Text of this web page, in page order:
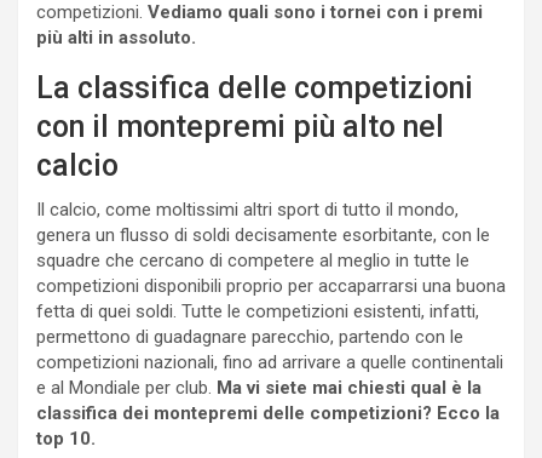
competizioni. Vediamo quali sono i tornei con i premi
più alti in assoluto.
La classifica delle competizioni
con il montepremi più alto nel
calcio
Il calcio, come moltissimi altri sport di tutto il mondo,
genera un flusso di soldi decisamente esorbitante, con le
squadre che cercano di competere al meglio in tutte le
competizioni disponibili proprio per accaparrarsi una buona
fetta di quei soldi. Tutte le competizioni esistenti, infatti,
permettono di guadagnare parecchio, partendo con le
competizioni nazionali, fino ad arrivare a quelle continentali
e al Mondiale per club. Ma vi siete mai chiesti qual è la
classifica dei montepremi delle competizioni? Ecco la
top 10.